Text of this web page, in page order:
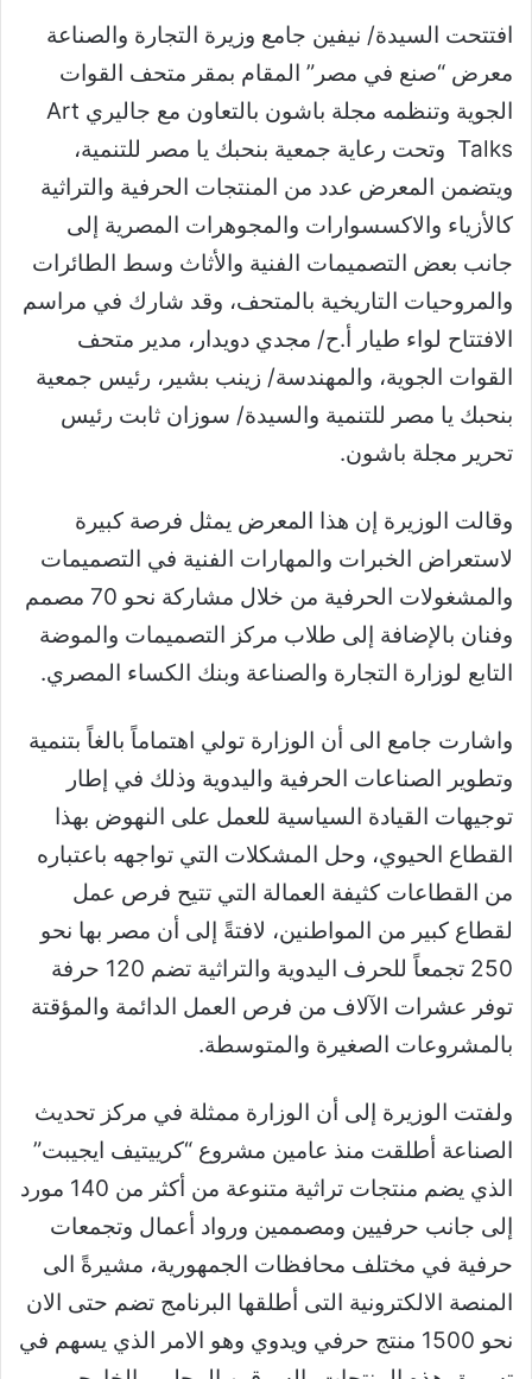
افتتحت السيدة/ نيفين جامع وزيرة التجارة والصناعة
معرض “صنع في مصر” المقام بمقر متحف القوات
الجوية وتنظمه مجلة باشون بالتعاون مع جاليري Art
Talks وتحت رعاية جمعية بنحبك يا مصر للتنمية،
ويتضمن المعرض عدد من المنتجات الحرفية والتراثية
كالأزياء والاكسسوارات والمجوهرات المصرية إلى
جانب بعض التصميمات الفنية والأثاث وسط الطائرات
والمروحيات التاريخية بالمتحف، وقد شارك في مراسم
الافتتاح لواء طيار أ.ح/ مجدي دويدار، مدير متحف
القوات الجوية، والمهندسة/ زينب بشير، رئيس جمعية
بنحبك يا مصر للتنمية والسيدة/ سوزان ثابت رئيس
تحرير مجلة باشون.
وقالت الوزيرة إن هذا المعرض يمثل فرصة كبيرة
لاستعراض الخبرات والمهارات الفنية في التصميمات
والمشغولات الحرفية من خلال مشاركة نحو 70 مصمم
وفنان بالإضافة إلى طلاب مركز التصميمات والموضة
التابع لوزارة التجارة والصناعة وبنك الكساء المصري.
واشارت جامع الى أن الوزارة تولي اهتماماً بالغاً بتنمية
وتطوير الصناعات الحرفية واليدوية وذلك في إطار
توجيهات القيادة السياسية للعمل على النهوض بهذا
القطاع الحيوي، وحل المشكلات التي تواجهه باعتباره
من القطاعات كثيفة العمالة التي تتيح فرص عمل
لقطاع كبير من المواطنين، لافتةً إلى أن مصر بها نحو
250 تجمعاً للحرف اليدوية والتراثية تضم 120 حرفة
توفر عشرات الآلاف من فرص العمل الدائمة والمؤقتة
بالمشروعات الصغيرة والمتوسطة.
ولفتت الوزيرة إلى أن الوزارة ممثلة في مركز تحديث
الصناعة أطلقت منذ عامين مشروع “كرييتيف ايجيبت”
الذي يضم منتجات تراثية متنوعة من أكثر من 140 مورد
إلى جانب حرفيين ومصممين ورواد أعمال وتجمعات
حرفية في مختلف محافظات الجمهورية، مشيرةً الى
المنصة الالكترونية التى أطلقها البرنامج تضم حتى الان
نحو 1500 منتج حرفي ويدوي وهو الامر الذي يسهم في